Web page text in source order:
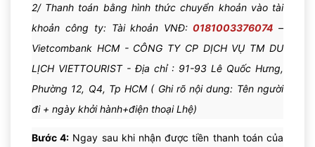
2/ Thanh toán bằng hình thức chuyển khoản vào tài
khoản công ty: Tài khoản VNĐ: 0181003376074 –
Vietcombank HCM - CÔNG TY CP DỊCH VỤ TM DU
LỊCH VIETTOURIST - Địa chỉ : 91-93 Lê Quốc Hưng,
Phường 12, Q4, Tp HCM ( Ghi rõ nội dung: Tên người
đi + ngày khởi hành+điện thoại Lhệ)
Bước 4: Ngay sau khi nhận được tiền thanh toán của